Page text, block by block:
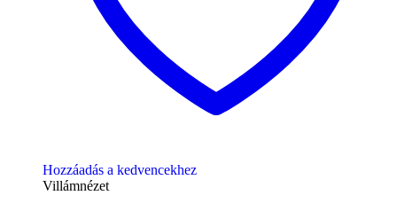
Hozzáadás a kedvencekhez
Villámnézet